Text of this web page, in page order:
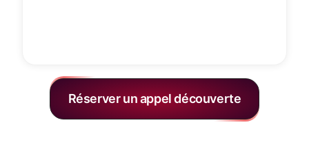
Réserver un appel découverte